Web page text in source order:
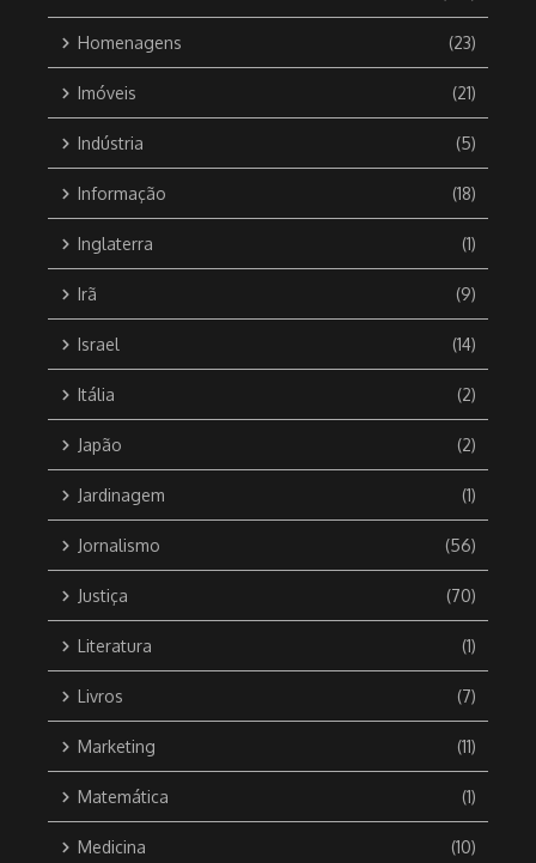
Homenagens (23)
Imóveis (21)
Indústria (5)
Informação (18)
Inglaterra (1)
Irã (9)
Israel (14)
Itália (2)
Japão (2)
Jardinagem (1)
Jornalismo (56)
Justiça (70)
Literatura (1)
Livros (7)
Marketing (11)
Matemática (1)
Medicina (10)